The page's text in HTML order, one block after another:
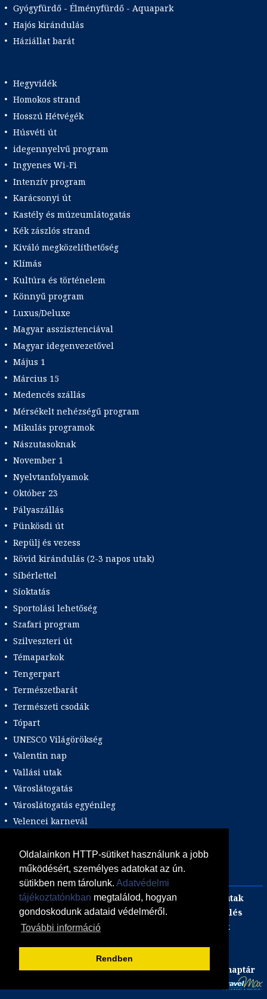
Oldalainkon HTTP-sütiket használunk a jobb
működésért, személyes adatokat az ún.
sütikben nem tárolunk. Adatvédelmi
tájékoztatónkban megtalálod, hogyan
gondoskodunk adataid védelméről.
További információ
Rendben
Gyógyfürdő - Élményfürdő - Aquapark
Hajós kirándulás
Háziállat barát
Hegyvidék
Homokos strand
Hosszú Hétvégék
Húsvéti út
idegennyelvű program
Ingyenes Wi-Fi
Intenzív program
Karácsonyi út
Kastély és múzeumlátogatás
Kék zászlós strand
Kiváló megközelíthetőség
Klímás
Kultúra és történelem
Könnyű program
Luxus/Deluxe
Magyar asszisztenciával
Magyar idegenvezetővel
Május 1
Március 15
Medencés szállás
Mérsékelt nehézségű program
Mikulás programok
Nászutasoknak
November 1
Nyelvtanfolyamok
Október 23
Pályaszállás
Pünkösdi út
Repülj és vezess
Rövid kirándulás (2-3 napos utak)
Síbérlettel
Síoktatás
Sportolási lehetőség
Szafari program
Szilveszteri út
Témaparkok
Tengerpart
Természetbarát
Természeti csodák
Tópart
UNESCO Világörökség
Valentin nap
Vallási utak
Városlátogatás
Városlátogatás egyénileg
Velencei karnevál
Wellness
Zene tematika
Adults only Incentive
Szilveszteri egzotikus utak
Adventi utak
focijegy + szállás
Kombinált üdülés
Akciós Egzotikum
Gasztro utak
Luxushotelek
Süti (cookie) tájékoztató
Együttműködő állás portálunk
Utazás, nyaralás naptár